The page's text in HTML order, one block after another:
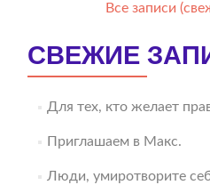
Все записи
СВЕЖИЕ
Для тех, кто желает
Приглашаем в Макс.
Люди, умиротворите